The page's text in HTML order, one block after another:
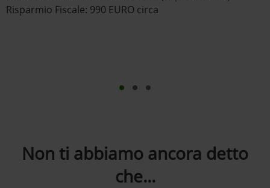
Risparmio Fiscale: 990 EURO circa
Non ti abbiamo ancora detto
che...